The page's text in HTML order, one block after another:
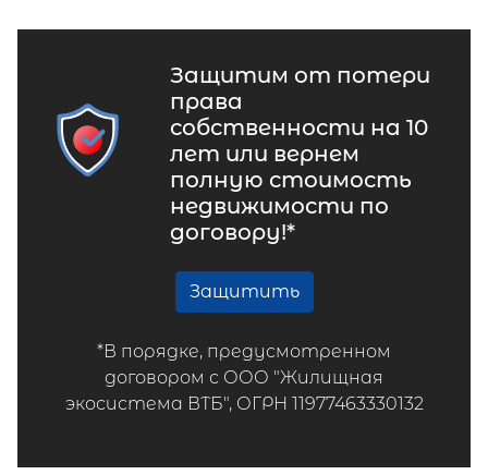
Защитим от потери
права
собственности на 10
лет или вернем
полную стоимость
недвижимости по
договору!*
Защитить
*В порядке, предусмотренном
договором с ООО "Жилищная
экосистема ВТБ", ОГРН 11977463330132